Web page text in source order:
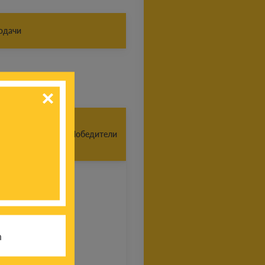
Победители
Фонда